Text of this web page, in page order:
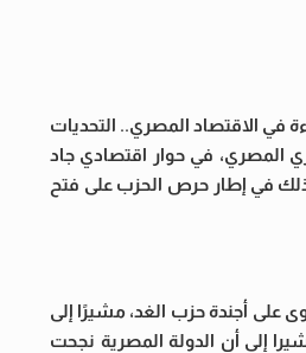
الاقتصاد المصري.. التحديات
المصري، في حوار اقتصادي جاد
في إطار حرص الحزب على فتح
أجندة حزب الغد، مشيرًا إلى
إلى أن الدولة المصرية نجحت